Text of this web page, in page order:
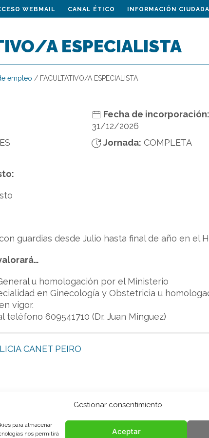
Gestionar consentimiento
para almacenar
nos permitirá
Aceptar
WEBMAIL CANAL ÉTICO INFORMACIÓN
A ESPECIALISTA
empleo / FACULTATIVO/A ESPECIALISTA
Fecha de incorporación:
31/12/2026
Jornada: COMPLETA
guardias desde Julio hasta final de año en el
u homologación por el Ministerio
en Ginecología y Obstetricia u
vigor.
teléfono 609541710 (Dr. Juan Minguez)
CANET PEIRO